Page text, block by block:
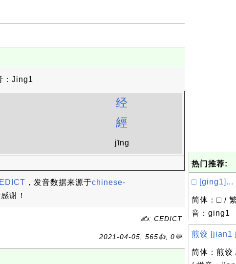
：Jing1
经
經
jīng
，发音数据来源于chinese-
谢！
✍: CEDICT
2021-04-05, 565👍, 0💬
热门推荐:
□ [ging1]...
简体：□ /
音：ging1
煎饺 [jian1
简体：煎饺